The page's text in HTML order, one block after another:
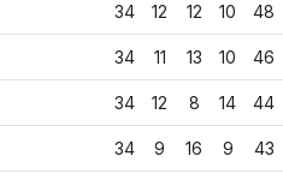
34 12 12 10 48
34 11 13 10 46
34 12 8 14 44
34 9 16 9 43